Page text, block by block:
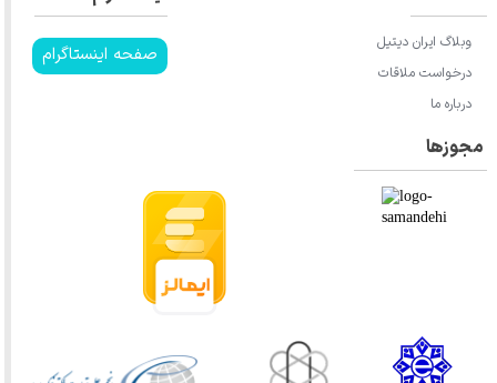
صفحه اینستاگرام
وبلاگ ایران دیتیل
درخواست ملاقات
درباره ما
مجوزها